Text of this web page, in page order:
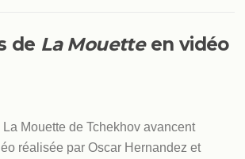
de La Mouetteen vidéo
Mouette de Tchekhov avancent
réalisée par Oscar Hernandez et